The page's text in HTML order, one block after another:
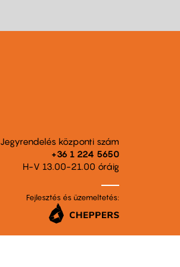
Jegyrendelés központi szám
+36 1 224 5650
H-V 13.00-21.00 óráig
Fejlesztés és üzemeltetés: